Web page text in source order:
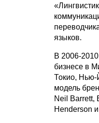
языков.
В 2006-
бизнесе в
Токио, Нью-
модель
Neil Barrett,
Henderson и